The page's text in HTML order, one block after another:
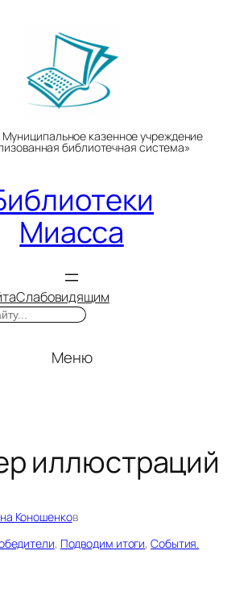
казенное учреждение
библиотечная система»
Миасса
Слабовидящим
Меню
иллюстраций
Коношенков
, Подводим итоги, События.